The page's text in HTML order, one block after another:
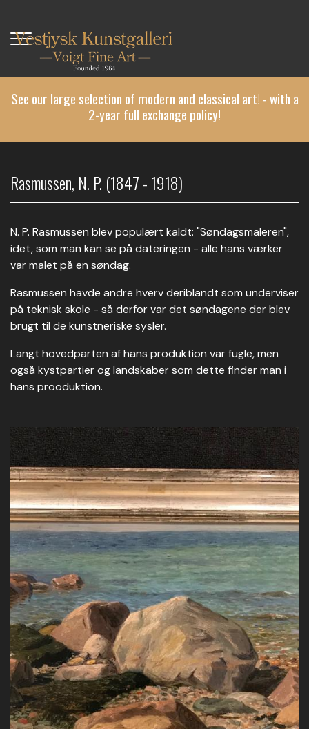
main
content
See our large selection of modern and classical art! - with a
2-year full exchange policy!
Rasmussen, N. P. (1847 - 1918)
N. P. Rasmussen blev populært kaldt: "Søndagsmaleren",
idet, som man kan se på dateringen - alle hans værker
var malet på en søndag.
Rasmussen havde andre hverv deriblandt som underviser
på teknisk skole - så derfor var det søndagene der blev
brugt til de kunstneriske sysler.
Langt hovedparten af hans produktion var fugle, men
også kystpartier og landskaber som dette finder man i
hans prooduktion.